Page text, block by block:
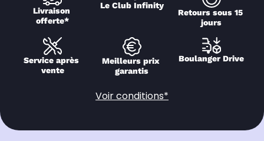
Livraison
offerte*
Le Club Infinity
Retours sous 15
jours
Service après
vente
Meilleurs prix
garantis
Boulanger Drive
Voir conditions*